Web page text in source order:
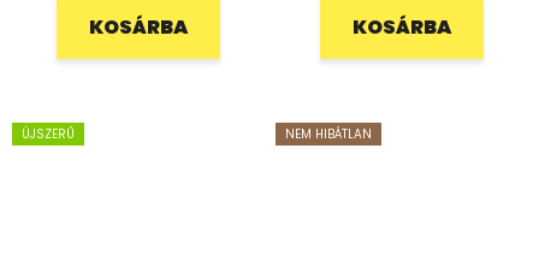
KOSÁRBA KOSÁRBA
ÚJSZERŰ NEM HIBÁTLAN